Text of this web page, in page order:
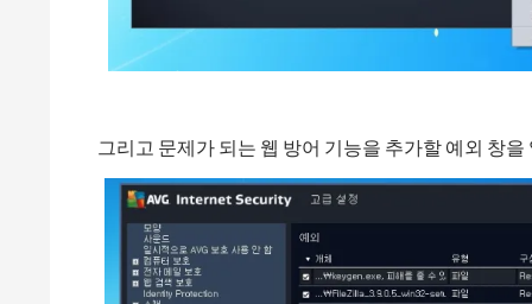
그리고 문제가 되는 웹 방어 기능을 추가할 예외 창